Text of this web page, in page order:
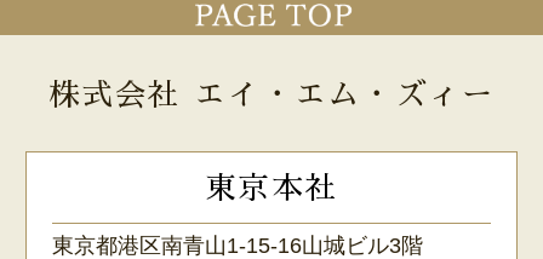
株式会社 エイ・エム・ズィー
東京本社
東京都港区南青山1-15-16山城ビル3階